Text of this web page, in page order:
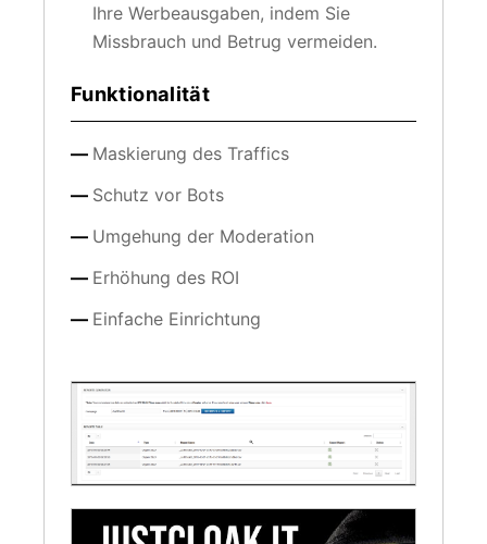
Ihre Werbeausgaben, indem Sie
Missbrauch und Betrug vermeiden.
Funktionalität
Maskierung des Traffics
Schutz vor Bots
Umgehung der Moderation
Erhöhung des ROI
Einfache Einrichtung